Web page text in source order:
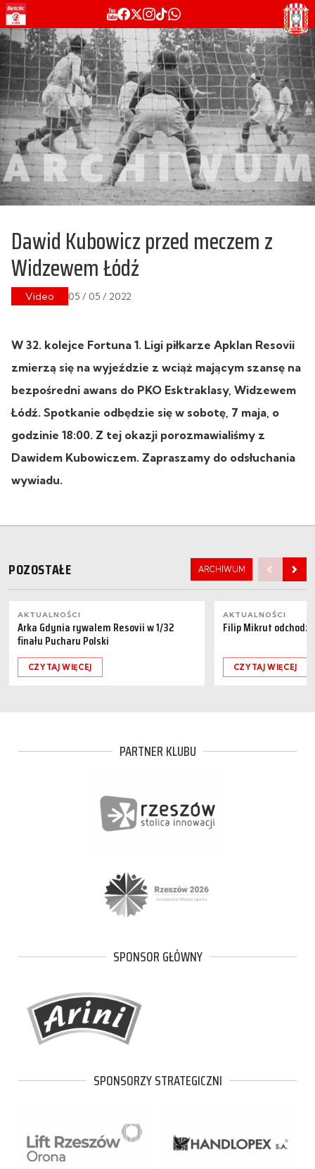
Dawid Kubowicz przed meczem z
Widzewem Łódź
Video 05 / 05 / 2022
W 32. kolejce Fortuna 1. Ligi piłkarze Apklan Resovii
zmierzą się na wyjeździe z wciąż mającym szansę na
bezpośredni awans do PKO Esktraklasy, Widzewem
Łódź. Spotkanie odbędzie się w sobotę, 7 maja, o
godzinie 18:00. Z tej okazji porozmawialiśmy z
Dawidem Kubowiczem. Zapraszamy do odsłuchania
wywiadu.
POZOSTAŁE ARCHIWUM
AKTUALNOŚCI
Arka Gdynia rywalem Resovii w 1/32
finału Pucharu Polski
CZYTAJ WIĘCEJ
AKTUALNOŚCI
Filip Mikrut
CZYTAJ WIĘCEJ
PARTNER KLUBU
SPONSOR GŁÓWNY
SPONSORZY STRATEGICZNI